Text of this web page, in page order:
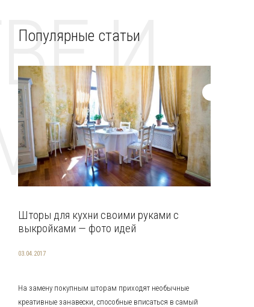
И
Популярные статьи
Шторы для кухни своими руками с
выкройками — фото идей
03.04.2017
На замену покупным шторам приходят необычные
креативные занавески, способные вписаться в самый